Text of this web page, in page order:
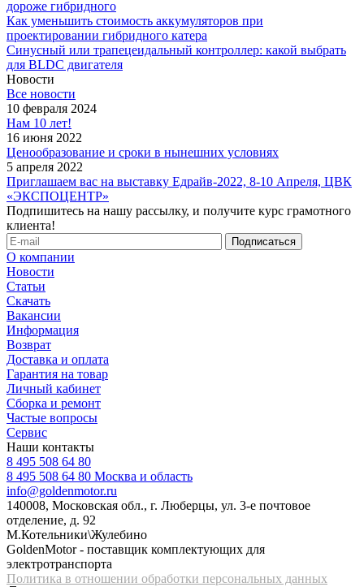
дороже гибридного
Как уменьшить стоимость аккумуляторов при
проектировании гибридного катера
Синусный или трапецеидальный контроллер: какой выбрать
для BLDC двигателя
Новости
Все новости
10 февраля 2024
Нам 10 лет!
16 июня 2022
Ценообразование и сроки в нынешних условиях
5 апреля 2022
Приглашаем вас на выставку Едрайв-2022, 8-10 Апреля, ЦВК
«ЭКСПОЦЕНТР»
Подпишитесь на нашу рассылку, и получите курс грамотного
клиента!
О компании
Новости
Статьи
Скачать
Вакансии
Информация
Возврат
Доставка и оплата
Гарантия на товар
Личный кабинет
Сборка и ремонт
Частые вопросы
Сервис
Наши контакты
8 495 508 64 80
8 495 508 64 80 Москва и область
info@goldenmotor.ru
140008, Московская обл., г. Люберцы, ул. 3-е почтовое
отделение, д. 92
М.Котельники\Жулебино
GoldenMotor - поставщик комплектующих для
электротранспорта
Политика в отношении обработки персональных данных